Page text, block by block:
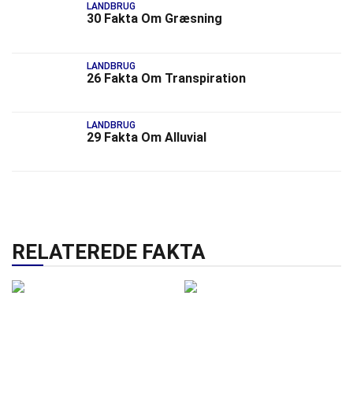
LANDBRUG
30 Fakta Om Græsning
LANDBRUG
26 Fakta Om Transpiration
LANDBRUG
29 Fakta Om Alluvial
RELATEREDE FAKTA